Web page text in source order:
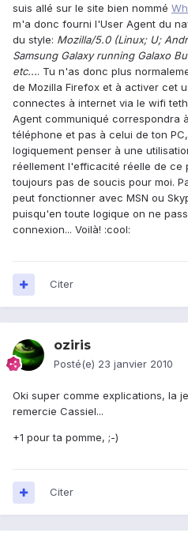
suis allé sur le site bien nommé
m'a donc fourni l'User Agent du
du style: Mozilla/5.0 (Linux; U;
Samsung Galaxy running Galaxo
etc.... Tu n'as donc plus
de Mozilla Firefox et à activer cet
connectes à internet via le wifi
Agent communiqué correspondra
téléphone et pas à celui de ton
logiquement penser à une
réellement l'efficacité réelle de ce
toujours pas de soucis pour moi.
peut fonctionner avec MSN ou
puisqu'en toute logique on ne
connexion... Voilà! :cool:
Citer
oziris
Posté(e) 23 janvier 2010
Oki super comme explications, la
remercie Cassiel...
+1 pour ta pomme, ;-)
Citer